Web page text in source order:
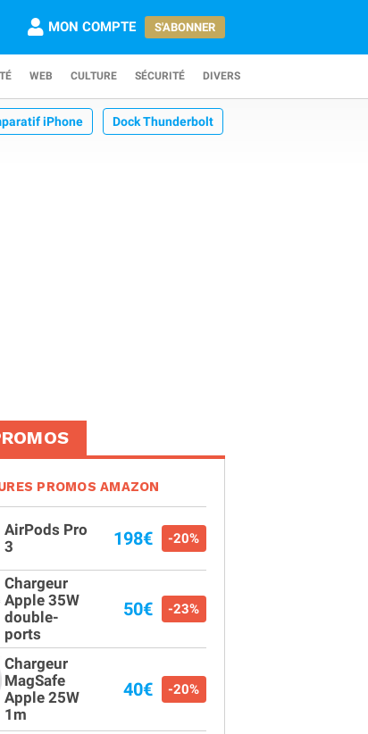
MON COMPTE S'ABONNER
WEB CULTURE SÉCURITÉ DIVERS
iPhone Dock Thunderbolt
PROMOS AMAZON
AirPods Pro
3
198€ -20%
Chargeur
Apple 35W
double-
ports
50€ -23%
Chargeur
MagSafe
Apple 25W
1m
40€ -20%